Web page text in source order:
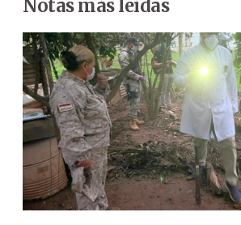
Notas más leídas